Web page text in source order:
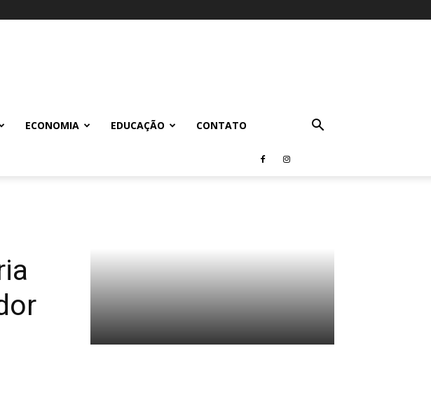
ECONOMIA EDUCAÇÃO CONTATO